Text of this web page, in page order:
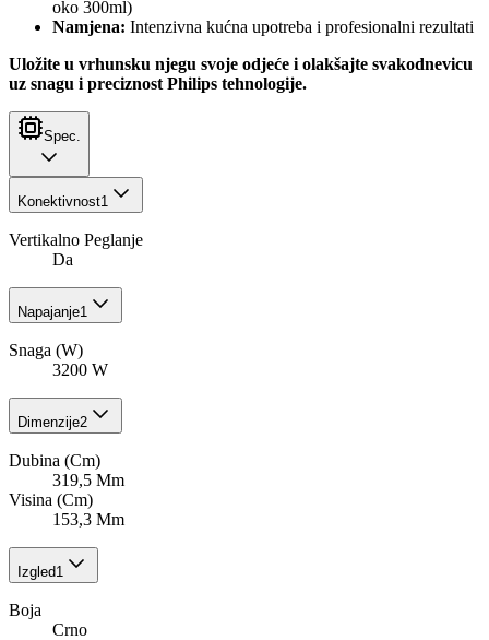
oko 300ml)
Namjena: Intenzivna kućna upotreba i profesionalni rezultati
Uložite u vrhunsku njegu svoje odjeće i olakšajte svakodnevicu
uz snagu i preciznost Philips tehnologije.
Spec.
Konektivnost1
Vertikalno Peglanje
Da
Napajanje1
Snaga (W)
3200 W
Dimenzije2
Dubina (Cm)
319,5 Mm
Visina (Cm)
153,3 Mm
Izgled1
Boja
Crno